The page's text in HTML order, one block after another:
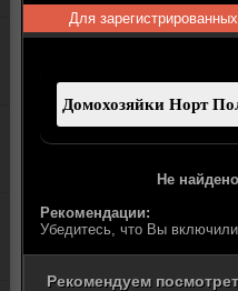
Для
Не
Рекомендации:
Убедитесь, что Вы
Рекомендуем